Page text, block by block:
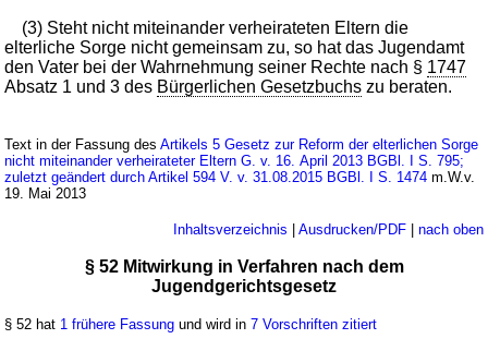
(3) Steht nicht miteinander verheirateten Eltern die
elterliche Sorge nicht gemeinsam zu, so hat das Jugendamt
den Vater bei der Wahrnehmung seiner Rechte nach § 1747
Absatz 1 und 3 des Bürgerlichen Gesetzbuchs zu beraten.
Text in der Fassung desArtikels 5 Gesetz zur Reform der elterlichen Sorge
nicht miteinander verheirateter Eltern G. v. 16. April 2013 BGBl. I S. 795;
zuletzt geändert durch Artikel 594 V. v. 31.08.2015 BGBl. I S. 1474 m.W.v.
19. Mai 2013
Inhaltsverzeichnis Ausdrucken/PDF| nach oben
§ 52 Mitwirkung in Verfahren nach dem
Jugendgerichtsgesetz
§ 52 hat 1 frühere Fassung und wird in7 Vorschriften zitiert